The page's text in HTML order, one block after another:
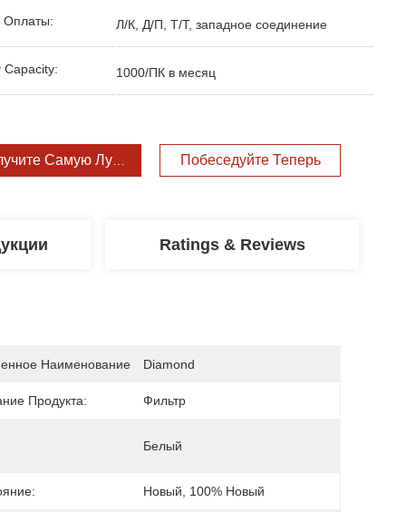
Оплаты: Л/К, Д/П, Т/Т, западное соединение
Capacity: 1000/ПК в месяц
Самую Лучшую ЦенуПобеседуйте Теперь
Ratings & Reviews
Наименование Diamond
Продукта: Фильтр
Белый
Новый, 100% Новый